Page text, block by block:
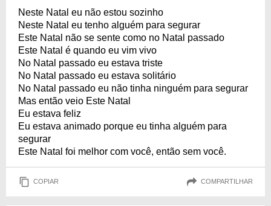
Neste Natal eu não estou sozinho
Neste Natal eu tenho alguém para segurar
Este Natal não se sente como no Natal passado
Este Natal é quando eu vim vivo
No Natal passado eu estava triste
No Natal passado eu estava solitário
No Natal passado eu não tinha ninguém para segurar
Mas então veio Este Natal
Eu estava feliz
Eu estava animado porque eu tinha alguém para
segurar
Este Natal foi melhor com você, então sem você.
COPIAR COMPARTILHAR